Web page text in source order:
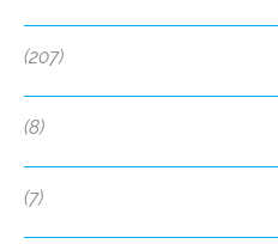
(207)
(8)
(7)